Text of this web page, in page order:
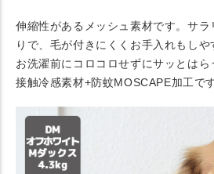
伸縮性があるメッシュ素材です。サ
りで、毛が付きにくくお手入れもしや
お洗濯前にコロコロせずにサッとはら
接触冷感素材+防蚊MOSCAPE加工です